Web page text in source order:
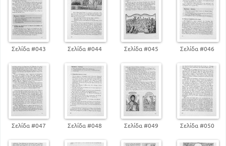
Σελίδα #043 Σελίδα #044 Σελίδα #045 Σελίδα #046
Σελίδα #047 Σελίδα #048 Σελίδα #049 Σελίδα #050